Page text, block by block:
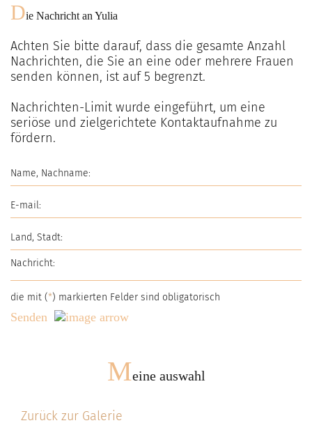
Die Nachricht an Yulia
Achten Sie bitte darauf, dass die gesamte Anzahl
Nachrichten, die Sie an eine oder mehrere Frauen
senden können, ist auf5 begrenzt.
Nachrichten-Limit wurde eingeführt, um eine
seriöse und zielgerichtete Kontaktaufnahme zu
fördern.
die mit (*) markierten Felder sind obligatorisch
Senden
Meine auswahl
Zurück zur Galerie